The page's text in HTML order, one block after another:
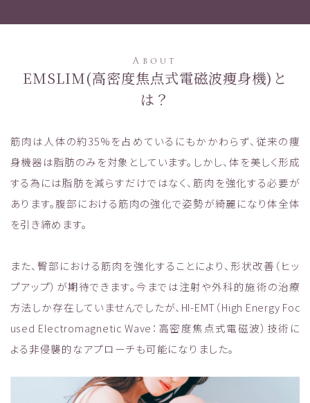
About
EMSLIM(高密度焦点式電磁波痩身機)と
は？
筋肉は人体の約35%を占めているにもかかわらず、従来の痩
身機器は脂肪のみを対象としています。しかし、体を美しく形成
する為には脂肪を減らすだけではなく、筋肉を強化する必要が
あります。腹部における筋肉の強化で姿勢が綺麗になり体全体
を引き締めます。
また、臀部における筋肉を強化することにより、形状改善（ヒッ
プアップ）が期待できます。今までは注射や外科的施術の治療
方法しか存在していませんでしたが、HI-EMT（High Energy Foc
used Electromagnetic Wave：高密度焦点式電磁波）技術に
よる非侵襲的なアプローチも可能になりました。